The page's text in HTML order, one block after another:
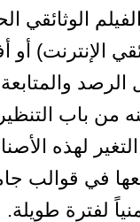
الوثائقي
الإنترنت) أو
من باب
لهذه
في قوالب
لفترة طويلة.